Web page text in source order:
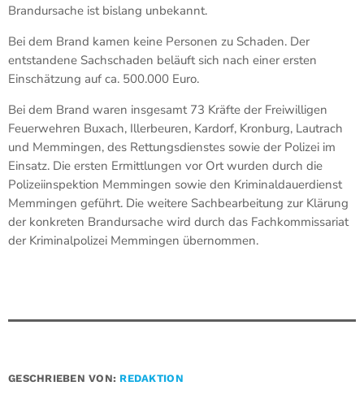
Brandursache ist bislang unbekannt.
Bei dem Brand kamen keine Personen zu Schaden. Der
entstandene Sachschaden beläuft sich nach einer ersten
Einschätzung auf ca. 500.000 Euro.
Bei dem Brand waren insgesamt 73 Kräfte der Freiwilligen
Feuerwehren Buxach, Illerbeuren, Kardorf, Kronburg, Lautrach
und Memmingen, des Rettungsdienstes sowie der Polizei im
Einsatz. Die ersten Ermittlungen vor Ort wurden durch die
Polizeiinspektion Memmingen sowie den Kriminaldauerdienst
Memmingen geführt. Die weitere Sachbearbeitung zur Klärung
der konkreten Brandursache wird durch das Fachkommissariat
der Kriminalpolizei Memmingen übernommen.
GESCHRIEBEN VON: REDAKTION